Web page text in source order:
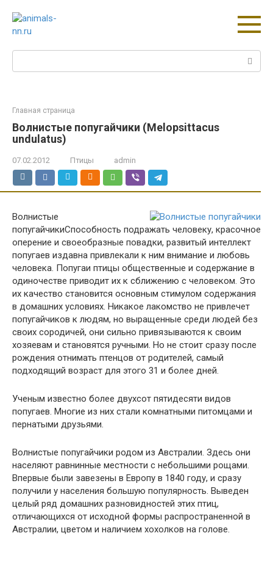
контенту
Поиск:
Главная страница
Волнистые попугайчики (Melopsittacus
undulatus)
07.02.2012 Птицы admin
Волнистые
попугайчикиСпособность подражать человеку, красочное
оперение и своеобразные повадки, развитый интеллект
попугаев издавна привлекали к ним внимание и любовь
человека. Попугаи птицы общественные и содержание в
одиночестве приводит их к сближению с человеком. Это
их качество становится основным стимулом содержания
в домашних условиях. Никакое лакомство не привлечет
попугайчиков к людям, но выращенные среди людей без
своих сородичей, они сильно привязываются к своим
хозяевам и становятся ручными. Но не стоит сразу после
рождения отнимать птенцов от родителей, самый
подходящий возраст для этого 31 и более дней.
Ученым известно более двухсот пятидесяти видов
попугаев. Многие из них стали комнатными питомцами и
пернатыми друзьями.
Волнистые попугайчики родом из Австралии. Здесь они
населяют равнинные местности с небольшими рощами.
Впервые были завезены в Европу в 1840 году, и сразу
получили у населения большую популярность. Выведен
целый ряд домашних разновидностей этих птиц,
отличающихся от исходной формы распространенной в
Австралии, цветом и наличием хохолков на голове.